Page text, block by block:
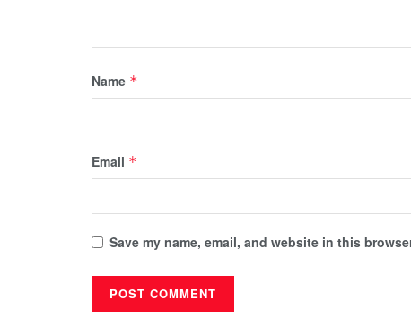
Name *
Email *
Save my name, email, and website in this